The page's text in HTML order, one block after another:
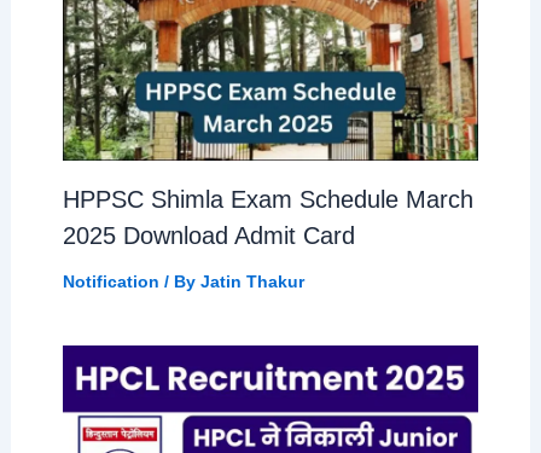
HPPSC Shimla Exam Schedule March
2025 Download Admit Card
Notification / By Jatin Thakur